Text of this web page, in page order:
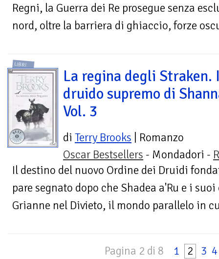
Regni, la Guerra dei Re prosegue senza
nord, oltre la barriera di ghiaccio, forze
LIBRI
La regina degli Straken.
druido supremo di
Vol. 3
di Terry Brooks | Romanzo
Oscar Bestsellers - Mondadori -
Il destino del nuovo Ordine dei Druidi
pare segnato dopo che Shadea a'Ru e i
Grianne nel Divieto, il mondo parallelo in
Pagina 2 di 8 1 2 3 4